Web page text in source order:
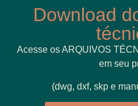
Download
Acesse os ARQUIVOS
em seu
(dwg, dxf, skp e